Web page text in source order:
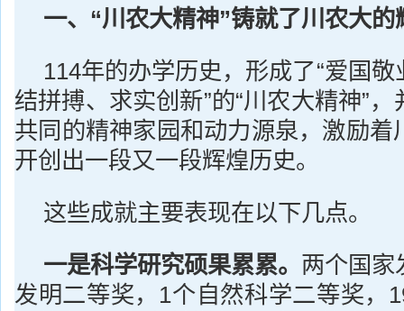
一、“川农大精神”铸就了川农大的
114年的办学历史，形成了“爱国
结拼搏、求实创新”的“川农大精神”
共同的精神家园和动力源泉，激励着
开创出一段又一段辉煌历史。
这些成就主要表现在以下几点。
一是科学研究硕果累累。 两个国家
发明二等奖，1个自然科学二等奖，